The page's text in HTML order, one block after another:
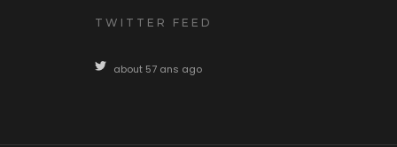
TWITTER FEED
about 57 ans ago